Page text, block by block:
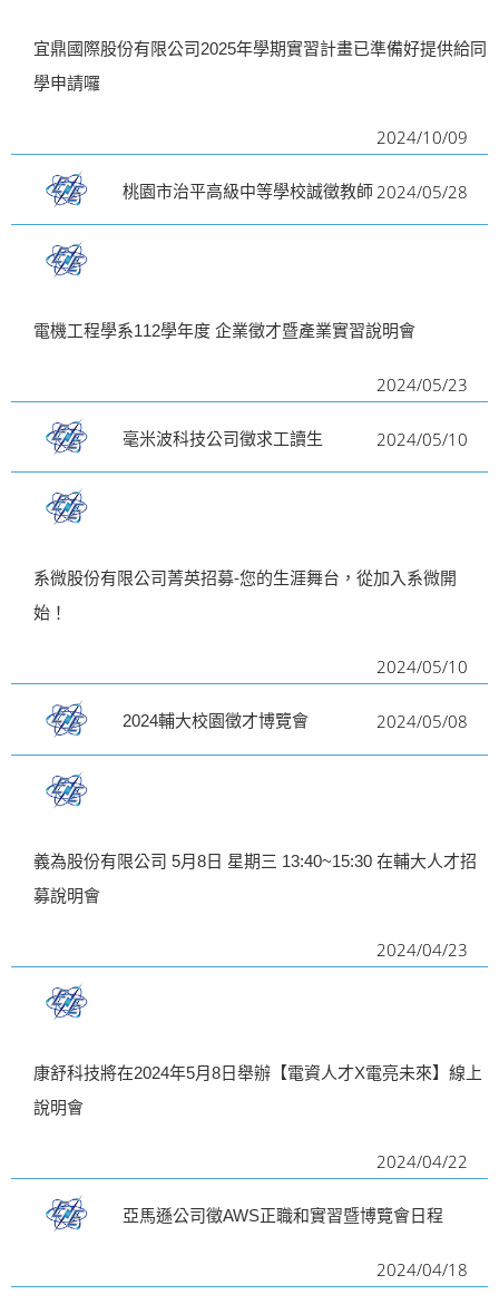
宜鼎國際股份有限公司2025年學期實習計畫已準備好提供給同
學申請囉
2024/10/09
桃園市治平高級中等學校誠徵教師 2024/05/28
電機工程學系112學年度 企業徵才暨產業實習說明會
2024/05/23
毫米波科技公司徵求工讀生 2024/05/10
系微股份有限公司菁英招募-您的生涯舞台，從加入系微開
始！
2024/05/10
2024輔大校園徵才博覽會 2024/05/08
義為股份有限公司 5月8日 星期三 13:40~15:30 在輔大人才招
募說明會
2024/04/23
康舒科技將在2024年5月8日舉辦【電資人才X電亮未來】線上
說明會
2024/04/22
亞馬遜公司徵AWS正職和實習暨博覽會日程
2024/04/18